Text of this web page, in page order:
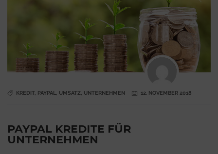
KREDIT, PAYPAL, UMSATZ, UNTERNEHMEN 12. NOVEMBER 2018
PAYPAL KREDITE FÜR
UNTERNEHMEN